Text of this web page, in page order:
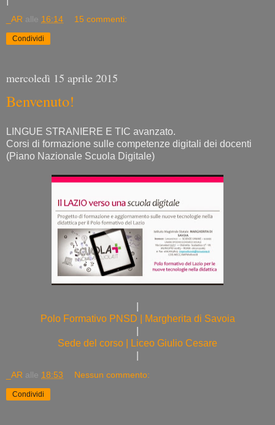
_AR alle 16:14 15 commenti:
Condividi
mercoledì 15 aprile 2015
Benvenuto!
LINGUE STRANIERE E TIC avanzato.
Corsi di formazione sulle competenze digitali dei docenti
(Piano Nazionale Scuola Digitale)
Polo Formativo PNSD | Margherita di Savoia
Sede del corso | Liceo Giulio Cesare
_AR alle 18:53 Nessun commento:
Condividi